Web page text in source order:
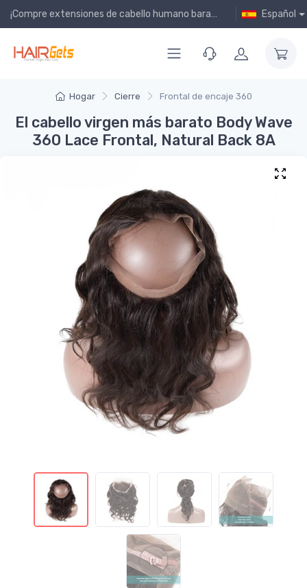
¡Compre extensiones de cabello humano baratas en línea! Español
Hogar Cierre Frontal de encaje 360
El cabello virgen más barato Body Wave
360 Lace Frontal, Natural Back 8A